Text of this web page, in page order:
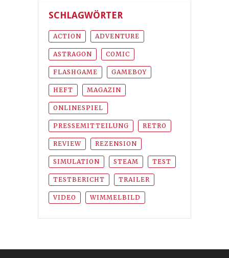
SCHLAGWÖRTER
ACTION ADVENTURE
ASTRAGON COMIC
FLASHGAME GAMEBOY
HEFT MAGAZIN
ONLINESPIEL
PRESSEMITTEILUNG RETRO
REVIEW REZENSION
SIMULATION STEAM TEST
TESTBERICHT TRAILER
VIDEO WIMMELBILD